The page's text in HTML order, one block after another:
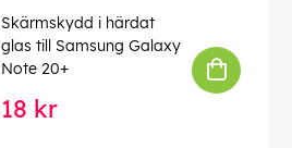
Skärmskydd i härdat
glas till Samsung Galaxy
Note 20+
18 kr